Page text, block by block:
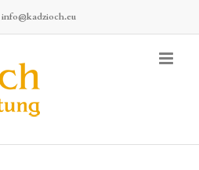
info@kadzioch.eu